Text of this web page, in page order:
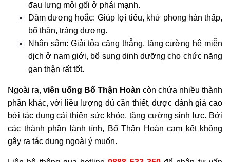
đau lưng mỏi gối ở phái mạnh.
Dâm dương hoắc: Giúp lợi tiểu, khử phong hàn thấp,
bổ thận, tráng dương.
Nhân sâm: Giải tỏa căng thẳng, tăng cường hệ miễn
dịch ở nam giới, bổ sung dinh dưỡng cho chức năng
gan thận rất tốt.
Ngoài ra, viên uống Bổ Thận Hoàn còn chứa nhiều thành
phần khác, với liều lượng đủ cần thiết, được đánh giá cao
bởi tác dụng cải thiện sức khỏe, tăng cường sinh lực. Bởi
các thành phần lành tính, Bổ Thận Hoàn cam kết không
gây ra tác dụng ngoài ý muốn.